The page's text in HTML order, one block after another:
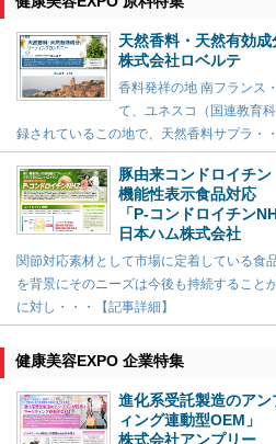
天然香料・天然有効
株式会社ロベルテ
香料発祥の地 南フランス
て、ユネスコ（国連教育
録されているこの地で、天然香料サプラ・
豚由来コンドロイチン
機能性表示食品対応
「P-コンドロイチン
日本ハム株式会社
関節対応素材として市場に定着している食
を背景にそのニーズは今後も持続すること
に対し・・・【記事詳細】
健康美容EXPO 企業特集
進化系受託製造のア
ィング連動型OEM」
株式会社アンプリー